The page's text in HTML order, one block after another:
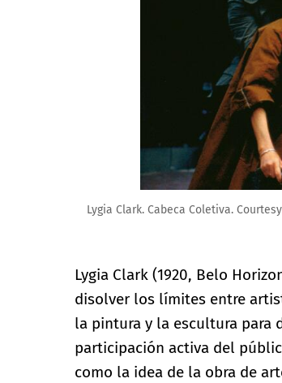
Lygia Clark. Cabeca Coletiva.
Lygia Clark (1920, Belo
disolver los límites entre
la pintura y la escultura para
participación activa del
como la idea de la obra de